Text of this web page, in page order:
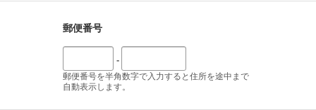
郵便番号
-
郵便番号を半角数字で入力すると住所を途中まで
自動表示します。